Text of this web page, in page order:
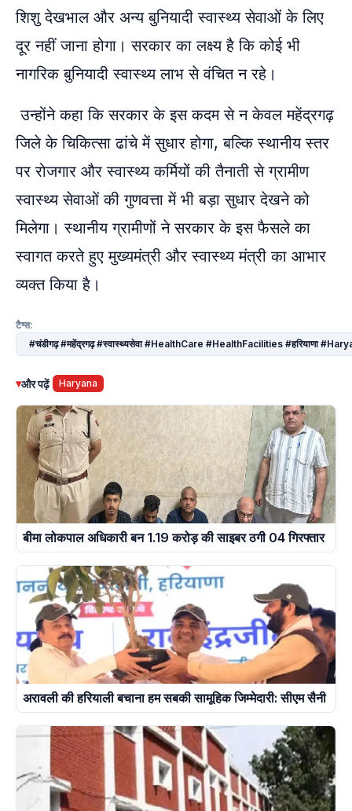
शिशु देखभाल और अन्य बुनियादी स्वास्थ्य सेवाओं के लिए
दूर नहीं जाना होगा। सरकार का लक्ष्य है कि कोई भी
नागरिक बुनियादी स्वास्थ्य लाभ से वंचित न रहे।
उन्होंने कहा कि सरकार के इस कदम से न केवल महेंद्रगढ़
जिले के चिकित्सा ढांचे में सुधार होगा, बल्कि स्थानीय स्तर
पर रोजगार और स्वास्थ्य कर्मियों की तैनाती से ग्रामीण
स्वास्थ्य सेवाओं की गुणवत्ता में भी बड़ा सुधार देखने को
मिलेगा। स्थानीय ग्रामीणों ने सरकार के इस फैसले का
स्वागत करते हुए मुख्यमंत्री और स्वास्थ्य मंत्री का आभार
व्यक्त किया है।
टैग्स:
#चंडीगढ़ #महेंद्रगढ़ #स्वास्थ्यसेवा #HealthCare #HealthFacilities
▾और पढ़ें Haryana
बीमा लोकपाल अधिकारी बन 1.19 करोड़ की साइबर ठगी 04 गिरफ्तार
अरावली की हरियाली बचाना हम सबकी सामूहिक जिम्मेदारी: सीएम सैनी